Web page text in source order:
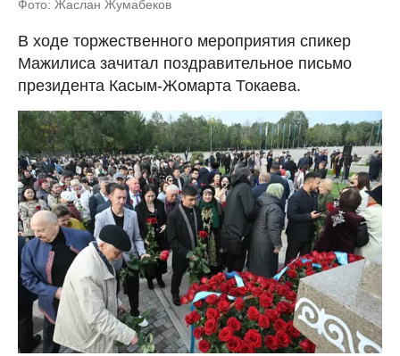
Фото: Жаслан Жумабеков
В ходе торжественного мероприятия спикер
Мажилиса зачитал поздравительное письмо
президента Касым-Жомарта Токаева.